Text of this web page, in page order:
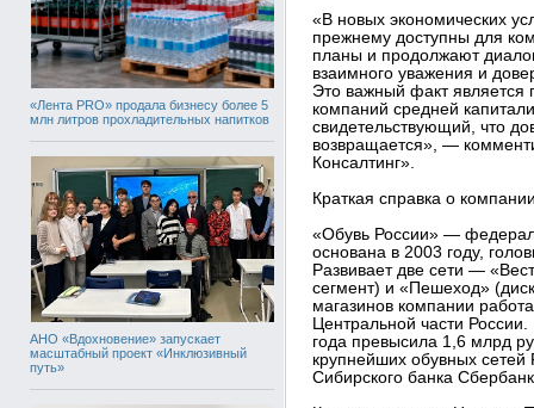
«Лента PRO» продала бизнесу более 5
млн литров прохладительных напитков
АНО «Вдохновение» запускает
масштабный проект «Инклюзивный
путь»
«В новых экономических
прежнему доступны для
планы и продолжают
взаимного уважения и
Это важный факт является
компаний средней
свидетельствующий, что
возвращается», —
Консалтинг».
Краткая справка о
«Обувь России» —
основана в 2003 году,
Развивает две сети —
сегмент) и «Пешеход»
магазинов компании
Центральной части
года превысила 1,6 млрд
крупнейших обувных сетей
Сибирского банка